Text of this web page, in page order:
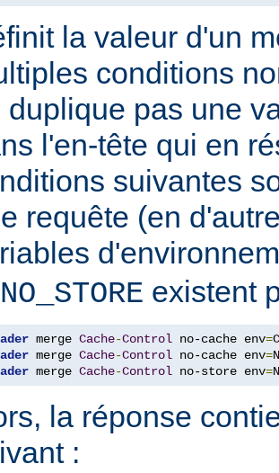
la valeur d'un
conditions
duplique pas une
l'en-tête qui en
suivantes
requête (en
NO_STORE existent
merge Cache-Control no-cache env=
merge Cache-Control no-cache env=
merge Cache-Control no-store env=
la réponse
: